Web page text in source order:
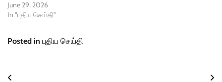
June 29, 2026
In "புதிய செய்தி"
Posted in புதிய செய்தி